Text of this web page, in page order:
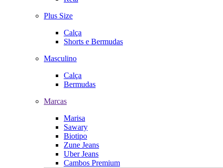
Plus Size
Calça
Shorts e Bermudas
Masculino
Calça
Bermudas
Marcas
Marisa
Sawary
Biotipo
Zune Jeans
Uber Jeans
Cambos Premium